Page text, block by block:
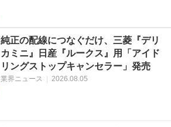
純正の配線につなぐだけ、三菱『デリ
カミニ』日産『ルークス』用「アイド
リングストップキャンセラー」発売
業界ニュース | 2026.08.05